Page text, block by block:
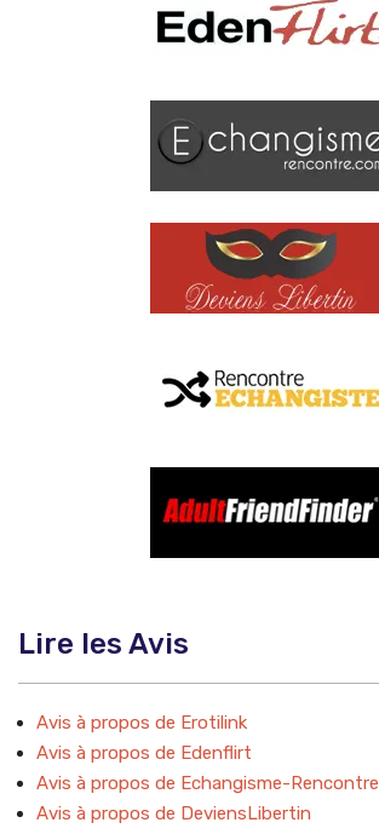
Lire les Avis
Avis à propos de Erotilink
Avis à propos de Edenflirt
Avis à propos de Echangisme-Rencontre
Avis à propos de DeviensLibertin